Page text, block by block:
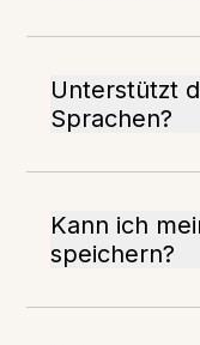
Unterstützt
Sprachen?
Kann ich
speichern?